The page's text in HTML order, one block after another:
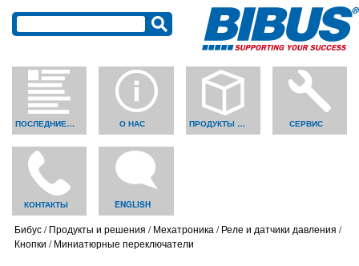
ПОСЛЕДНИЕ НОВОСТИ О НАС ПРОДУКТЫ И РЕШЕНИЯ СЕРВИС
КОНТАКТЫ ENGLISH
Бибус Продукты и решения Мехатроника
Реле и датчики давления
Кнопки
Миниатюрные переключатели